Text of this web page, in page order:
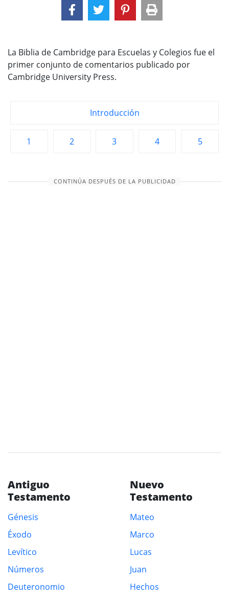
La Biblia de Cambridge para Escuelas y Colegios fue el
primer conjunto de comentarios publicado por
Cambridge University Press.
Introducción
1 2 3 4 5
CONTINÚA DESPUÉS DE LA PUBLICIDAD
Antiguo
Testamento
Génesis
Éxodo
Levítico
Números
Deuteronomio
Nuevo
Testamento
Mateo
Marco
Lucas
Juan
Hechos